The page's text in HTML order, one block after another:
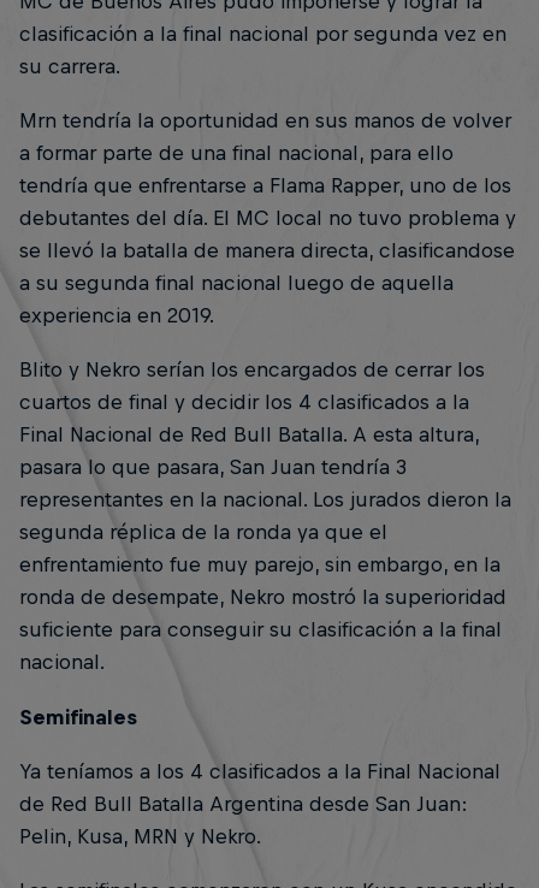
clasificación a la final nacional por segunda vez en
su carrera.
Mrn tendría la oportunidad en sus manos de volver
a formar parte de una final nacional, para ello
tendría que enfrentarse a Flama Rapper, uno de los
debutantes del día. El MC local no tuvo problema y
se llevó la batalla de manera directa, clasificandose
a su segunda final nacional luego de aquella
experiencia en 2019.
Blito y Nekro serían los encargados de cerrar los
cuartos de final y decidir los 4 clasificados a la
Final Nacional de Red Bull Batalla. A esta altura,
pasara lo que pasara, San Juan tendría 3
representantes en la nacional. Los jurados dieron la
segunda réplica de la ronda ya que el
enfrentamiento fue muy parejo, sin embargo, en la
ronda de desempate, Nekro mostró la superioridad
suficiente para conseguir su clasificación a la final
nacional.
Semifinales
Ya teníamos a los 4 clasificados a la Final Nacional
de Red Bull Batalla Argentina desde San Juan:
Pelin, Kusa, MRN y Nekro.